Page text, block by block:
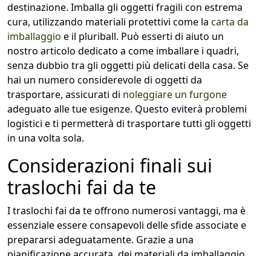
destinazione. Imballa gli oggetti fragili con estrema
cura, utilizzando materiali protettivi come la carta da
imballaggio e il pluriball. Può esserti di aiuto un
nostro articolo dedicato a come imballare i quadri,
senza dubbio tra gli oggetti più delicati della casa. Se
hai un numero considerevole di oggetti da
trasportare, assicurati di noleggiare un furgone
adeguato alle tue esigenze. Questo eviterà problemi
logistici e ti permetterà di trasportare tutti gli oggetti
in una volta sola.
Considerazioni finali sui
traslochi fai da te
I traslochi fai da te offrono numerosi vantaggi, ma è
essenziale essere consapevoli delle sfide associate e
prepararsi adeguatamente. Grazie a una